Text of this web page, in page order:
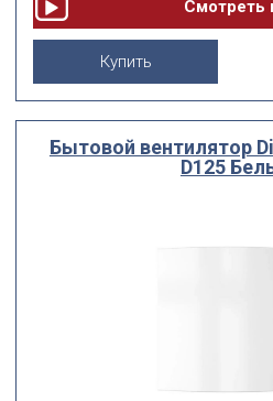
Купить
Бытовой вентилятор
D125